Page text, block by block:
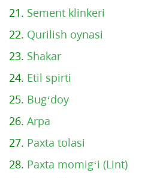
21. Sement klinkeri
22. Qurilish oynasi
23. Shakar
24. Etil spirti
25. Bug‘doy
26. Arpa
27. Paxta tolasi
28. Paxta momig‘i (Lint)